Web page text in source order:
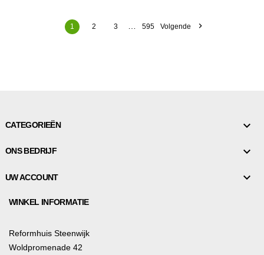
1 2 3 … 595 Volgende 
CATEGORIEËN 
ONS BEDRIJF 
UW ACCOUNT 
WINKEL INFORMATIE
Reformhuis Steenwijk
Woldpromenade 42